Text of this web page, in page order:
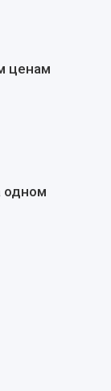
ценам
одном